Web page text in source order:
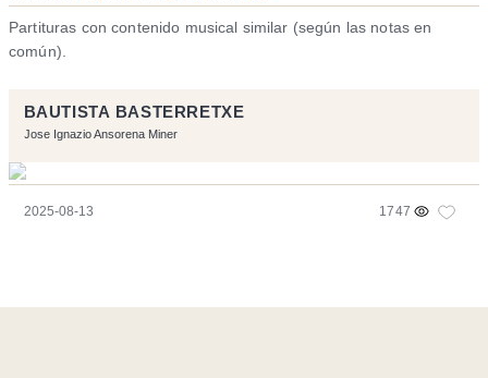
Partituras con contenido musical similar (según las notas en
común).
BAUTISTA BASTERRETXE
Jose Ignazio Ansorena Miner
2025-08-13 1747